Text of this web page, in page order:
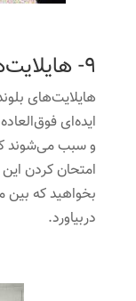
9- هایلایت‌های بلوند
هایلایت‌های
ایده‌ای
و سبب می‌شوند
امتحان کردن
بخواهید که بین
دربیاورد.